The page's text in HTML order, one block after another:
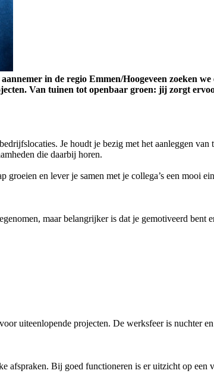
in de regio Emmen/Hoogeveen zoeken we
Van tuinen tot openbaar groen: jij zorgt
Je houdt je bezig met het aanleggen van
die daarbij horen.
en lever je samen met je collega’s een mooi
maar belangrijker is dat je gemotiveerd bent
uiteenlopende projecten. De werksfeer is nuchter
afspraken. Bij goed functioneren is er uitzicht op een